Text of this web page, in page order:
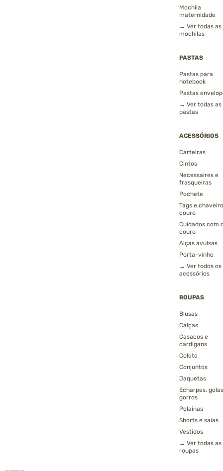
Mochila
maternidade
→ Ver todas as
mochilas
PASTAS
Pastas para
notebook
Pastas
→ Ver todas as
pastas
ACESSÓRIOS
Carteiras
Cintos
Necessaires e
frasqueiras
Pochete
Tags e
couro
Cuidados com
couro
Alças avulsas
Porta-vinho
→ Ver todos os
acessórios
ROUPAS
Blusas
Calças
Casacos e
cardigans
Colete
Conjuntos
Jaquetas
Echarpes,
gorros
Polainas
Shorts e saias
Vestidos
→ Ver todas as
roupas